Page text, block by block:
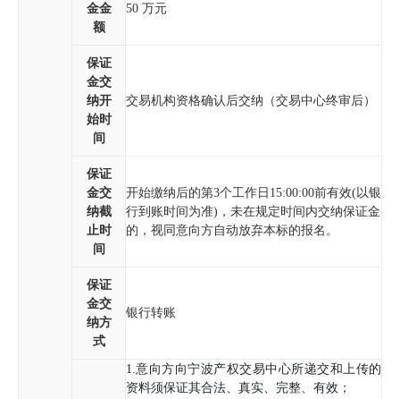
金金
额
50 万元
保证
金交
纳开
始时
间
交易机构资格确认后交纳（交易中心终审后）
保证
金交
纳截
止时
间
开始缴纳后的第3个工作日 15:00:00前有效(以银
行到账时间为准)，未在规定时间内交纳保证金
的，视同意向方自动放弃本标的报名。
保证
金交
纳方
式
银行转账
1.意向方向宁波产权交易中心所递交和上传的
资料须保证其合法、真实、完整、有效；